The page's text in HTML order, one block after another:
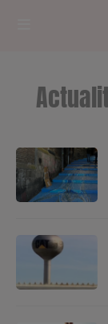
CK RADIO
PODCASTS
CONCOURS